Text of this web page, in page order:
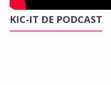
KIC-IT DE PODCAST